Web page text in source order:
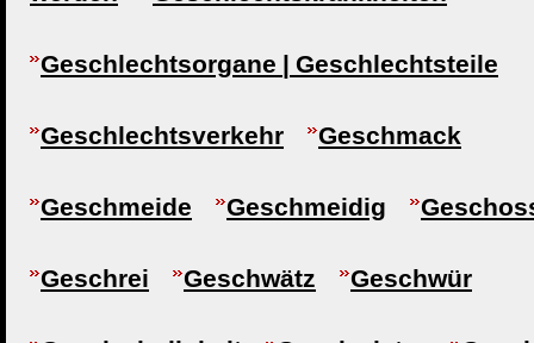
Geschlechtsorgane | Geschlechtsteile
Geschlechtsverkehr Geschmack
Geschmeide Geschmeidig
Geschrei Geschwätz Geschwür